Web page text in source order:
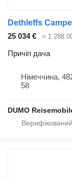
Dethleffs
25 034 €
≈ 1 288
Причіп дача
Німеччина, 48249 Dümo Caravans
58
DUMO